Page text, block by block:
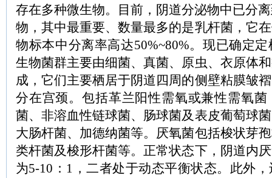
存在多种微生物。目前，阴道分泌物中已分
物，其中最重要、数量最多的是乳杆菌，它
物标本中分离率高达50%~80%。现已确定
生物菌群主要由细菌、真菌、原虫、衣原体
成，它们主要栖居于阴道四周的侧壁粘膜皱
分在宫颈。包括革兰阳性需氧或兼性需氧
菌、非溶血性链球菌、肠球菌及表皮葡萄球
大肠杆菌、加德纳菌等。厌氧菌包括梭状芽
类杆菌及梭形杆菌等。正常状态下，阴道内
为5-10：1，二者处于动态平衡状态。此外